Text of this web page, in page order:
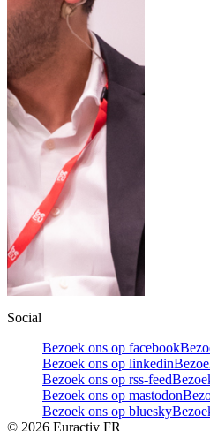
Social
Bezoek ons op facebook
Bezoek ons op linkedin
Bezoek ons op rss-feed
Bezoek ons op mastodon
Bezoek ons op bluesky
© 2026 Euractiv FR